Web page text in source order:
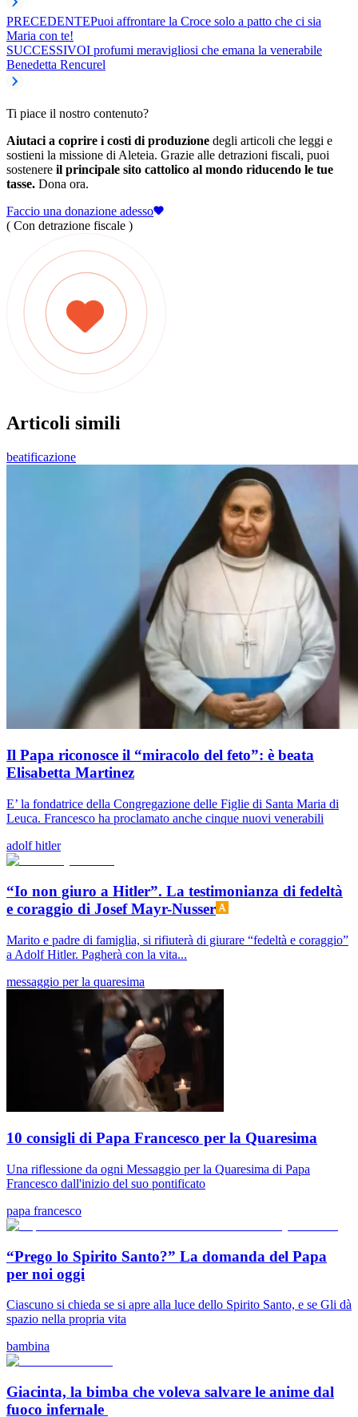
PRECEDENTEPuoi affrontare la Croce solo a patto che ci sia
Maria con te!
SUCCESSIVOI profumi meravigliosi che emana la venerabile
Benedetta Rencurel
Ti piace il nostro contenuto?
Aiutaci a coprire i costi di produzione degli articoli che leggi e
sostieni la missione di Aleteia. Grazie alle detrazioni fiscali, puoi
sostenere il principale sito cattolico al mondo riducendo le tue
tasse. Dona ora.
Faccio una donazione adesso
( Con detrazione fiscale )
Articoli simili
beatificazione
Il Papa riconosce il “miracolo del feto”: è beata
Elisabetta Martinez
E’ la fondatrice della Congregazione delle Figlie di Santa Maria di
Leuca. Francesco ha proclamato anche cinque nuovi venerabili
adolf hitler
“Io non giuro a Hitler”. La testimonianza di fedeltà
e coraggio di Josef Mayr-Nusser
Marito e padre di famiglia, si rifiuterà di giurare “fedeltà e coraggio”
a Adolf Hitler. Pagherà con la vita...
messaggio per la quaresima
10 consigli di Papa Francesco per la Quaresima
Una riflessione da ogni Messaggio per la Quaresima di Papa
Francesco dall'inizio del suo pontificato
papa francesco
“Prego lo Spirito Santo?” La domanda del Papa
per noi oggi
Ciascuno si chieda se si apre alla luce dello Spirito Santo, e se Gli dà
spazio nella propria vita
bambina
Giacinta, la bimba che voleva salvare le anime dal
fuoco infernale